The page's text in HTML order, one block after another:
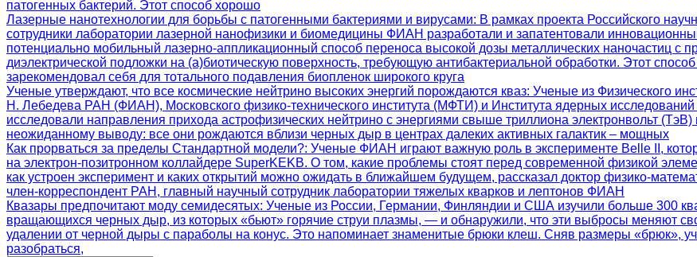
патогенных бактерий. Этот способ хорошо
Лазерные нанотехнологии для борьбы с патогенными бактериями и вирусами: В рамках проекта Российского
сотрудники лаборатории лазерной нанофизики и биомедицины ФИАН разработали и запатентовали
потенциально мобильный лазерно-аппликационный способ переноса высокой дозы металлических наночастиц с
диэлектрической подложки на (а)биотическую поверхность, требующую антибактериальной обработки. Этот
зарекомендовал себя для тотального подавления биопленок широкого круга
Ученые утверждают, что все космические нейтрино высоких энергий порождаются кваз: Ученые из Физического
Н. Лебедева РАН (ФИАН), Московского физико-технического института (МФТИ) и Института ядерных
исследовали направления прихода астрофизических нейтрино с энергиями свыше триллиона электронвольт
неожиданному выводу: все они рождаются вблизи черных дыр в центрах далеких активных галактик – мощных
Как прорваться за пределы Стандартной модели?: Ученые ФИАН играют важную роль в эксперименте Belle II,
на электрон-позитронном коллайдере SuperKEKB. О том, какие проблемы стоят перед современной физикой
как устроен эксперимент и каких открытий можно ожидать в ближайшем будущем, рассказал доктор физико-
член-корреспондент РАН, главный научный сотрудник лаборатории тяжелых кварков и лептонов ФИАН
Квазары предпочитают моду семидесятых: Ученые из России, Германии, Финляндии и США изучили больше 300
вращающихся черных дыр, из которых «бьют» горячие струи плазмы, — и обнаружили, что эти выбросы меняют
удалении от черной дыры с параболы на конус. Это напоминает знаменитые брюки клеш. Сняв размеры «брюк»,
разобраться,